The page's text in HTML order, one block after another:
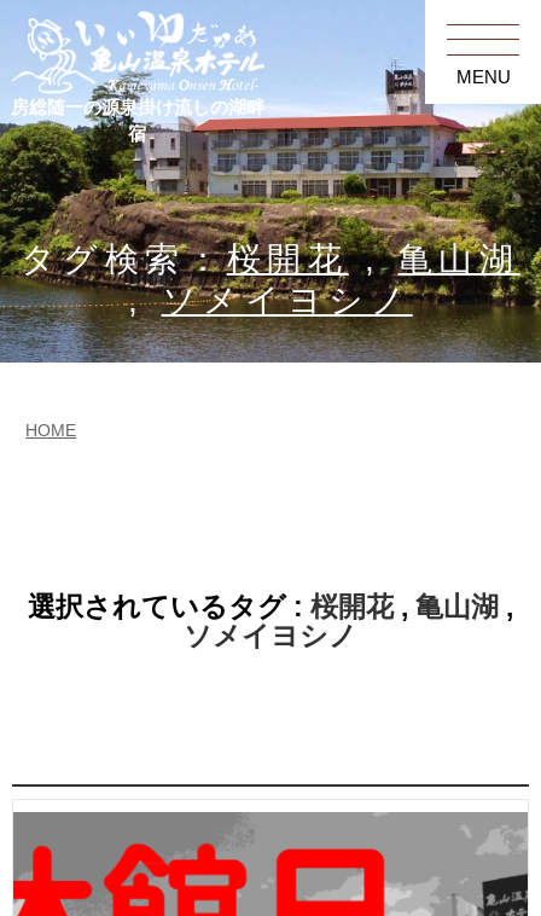
房総随一の源泉掛け流しの湖畔
宿
MENU
タグ検索：桜開花,亀山湖
,ソメイヨシノ
HOME
選択されているタグ : 桜開花, 亀山湖 ,
ソメイヨシノ